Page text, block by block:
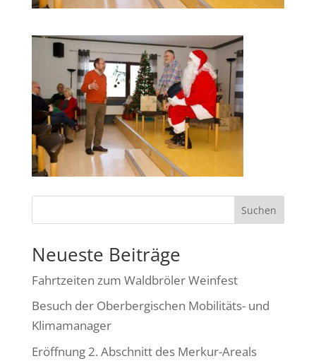
Suchen
Neueste Beiträge
Fahrtzeiten zum Waldbröler Weinfest
Besuch der Oberbergischen Mobilitäts- und
Klimamanager
Eröffnung 2. Abschnitt des Merkur-Areals